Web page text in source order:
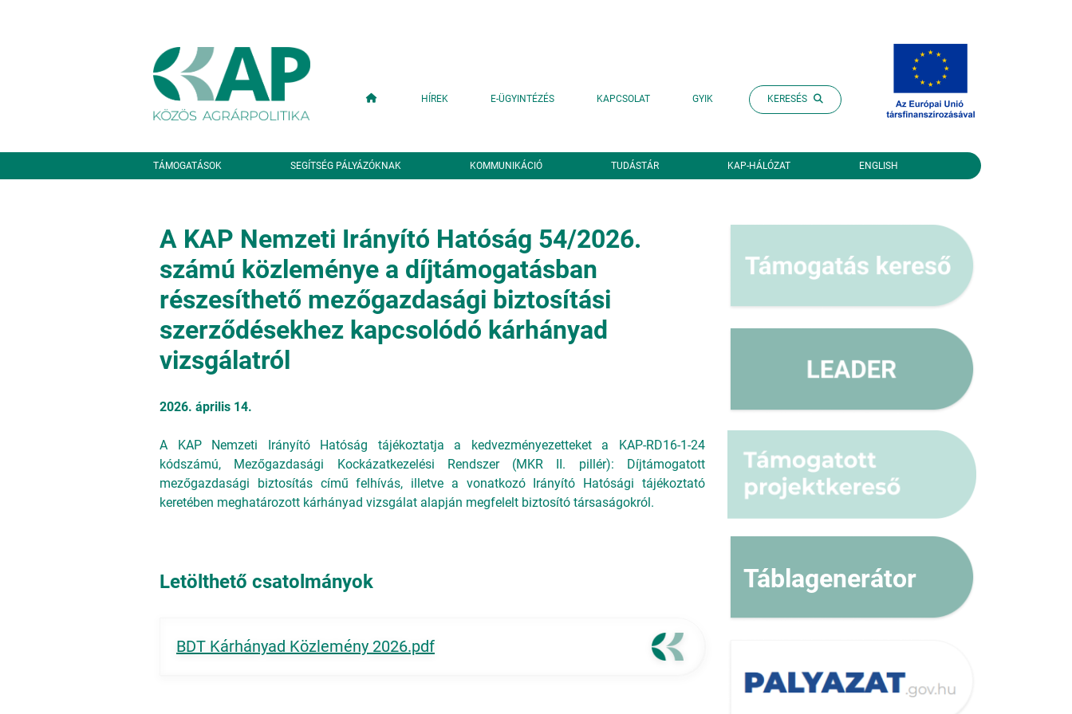
Fő navigáció
HÍREK E-ÜGYINTÉZÉS KAPCSOLAT GYIK KERESÉS
Másodlagos navigáció
TÁMOGATÁSOK SEGÍTSÉG PÁLYÁZÓKNAK KOMMUNIKÁCIÓ TUDÁSTÁR KAP-HÁLÓZAT ENGLISH
A KAP Nemzeti Irányító Hatóság 54/2026.
számú közleménye a díjtámogatásban
részesíthető mezőgazdasági biztosítási
szerződésekhez kapcsolódó kárhányad
vizsgálatról
2026. április 14.
A KAP Nemzeti Irányító Hatóság tájékoztatja a kedvezményezetteket a KAP-RD16-1-24
kódszámú, Mezőgazdasági Kockázatkezelési Rendszer (MKR II. pillér): Díjtámogatott
mezőgazdasági biztosítás című felhívás, illetve a vonatkozó Irányító Hatósági tájékoztató
keretében meghatározott kárhányad vizsgálat alapján megfelelt biztosító társaságokról.
Letölthető csatolmányok
BDT Kárhányad Közlemény 2026.pdf
Táblagenerátor